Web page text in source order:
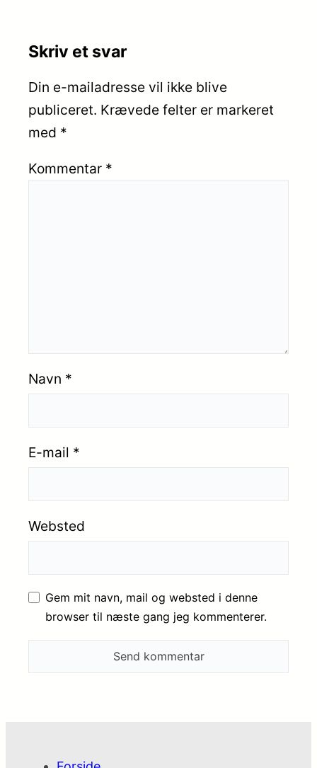
Skriv et svar
Din e-mailadresse vil ikke blive
publiceret. Krævede felter er markeret
med *
Kommentar *
Navn *
E-mail *
Websted
Gem mit navn, mail og websted i denne
browser til næste gang jeg kommenterer.